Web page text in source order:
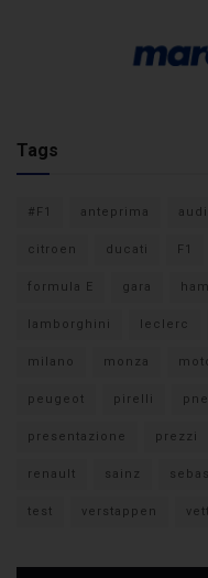
Tags
#F1 anteprima audi
citroen ducati F1
formula E gara
lamborghini leclerc
milano monza
peugeot pirelli
presentazione prezzi
renault sainz
test verstappen